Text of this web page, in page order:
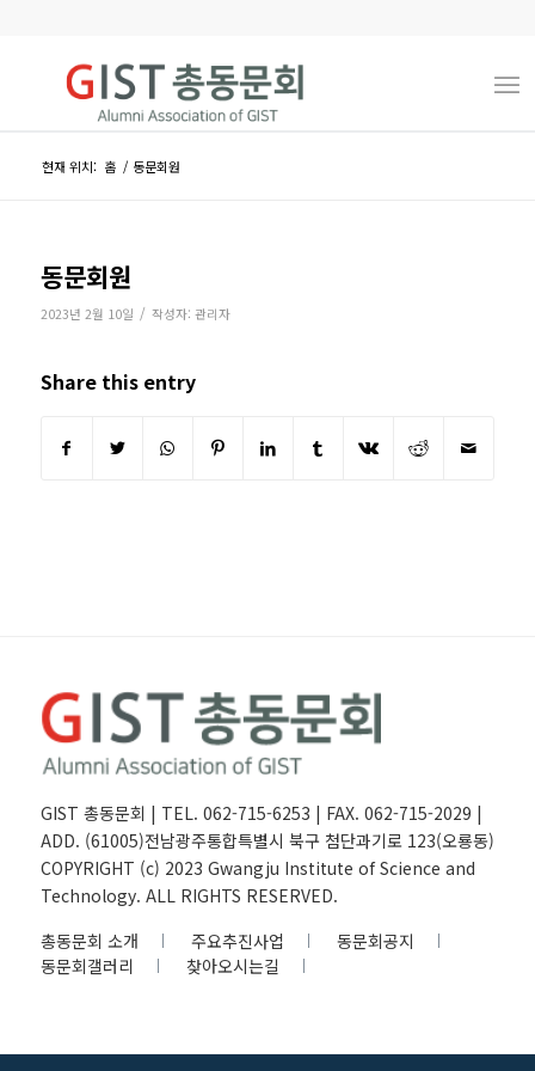
현재 위치: 홈 / 동문회원
동문회원
2023년 2월 10일 / 작성자: 관리자
Share this entry
GIST 총동문회 | TEL. 062-715-6253 | FAX. 062-715-2029 |
ADD. (61005)전남광주통합특별시 북구 첨단과기로 123(오룡동)
COPYRIGHT (c) 2023 Gwangju Institute of Science and
Technology. ALL RIGHTS RESERVED.
총동문회 소개
주요추진사업
동문회공지
동문회갤러리
찾아오시는길